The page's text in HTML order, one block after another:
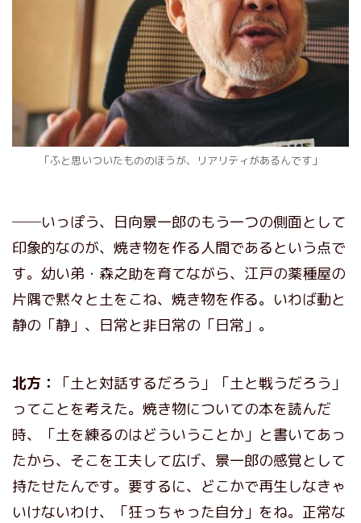
「ふと思いついたもののほうが、リアリティがあるんです」
──いっぽう、日向景一郎のもう一つの側面として
印象的なのが、焼き物を作る人間であるという点で
す。幼い弟・森之助を育てながら、江戸の薬種屋の
片隅で黙々と土をこね、焼き物を作る。いわば動と
静の「静」、日常と非日常の「日常」。
北方：
「土と対話するだろう」「土と戦うだろう」
ってことを考えた。焼き物についての本を読んだ
時、「土を練るのはどういうことか」と書いてあっ
たから、そこを工夫して広げ、景一郎の感覚として
持たせたんです。要するに、どこかで再生しなきゃ
いけないわけ、「狂っちゃった自分」をね。正常な